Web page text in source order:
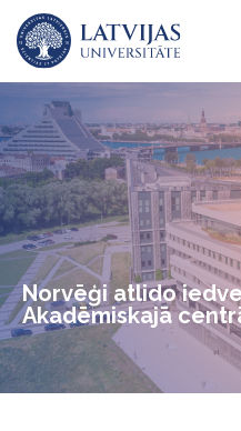
Norvēģi atlido
Akadēmiskajā